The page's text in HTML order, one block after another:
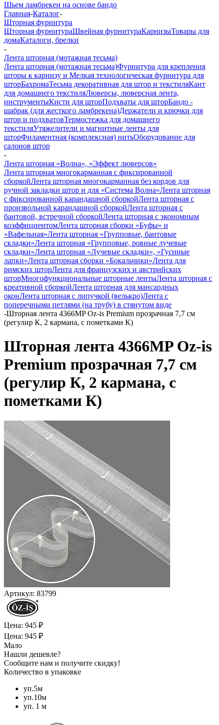
Шьем ламбрекен на основе бандо
Главная-Каталог-
Шторная фурнитура
Шторная фурнитураШвейная фурнитураКарнизыТовары для
домаКаталоги, брелки
-
Лента шторная (мотажная тесьма)
Лента шторная (мотажная тесьма)Фурнитура для крепления
шторы к карнизу и Мелкая технологическая фурнитура для
шторБахромаТесьма декоративная для штор и текстиляКант
для домашнего текстиляЛюверсы, люверсная лента,
инструментыКисти для шторПодхваты для шторБандо -
шабрак (для жесткого ламбрекена)Держатели и крючки для
штор и подхватовТермостежка для домашнего
текстиляУтяжелители и магнитные ленты для
шторФиламентная (комплексная) нитьОборудование для
салонов штор
-
Лента шторная «Волна», «Эффект люверсов»
Лента шторная многокарманная с фиксированной
сборкойЛента шторная многокарманная без кордов для
ручной закладки штор и для «Система Волна»Лента шторная
с фиксированной карандашной сборкойЛента шторная с
произвольной карандашной сборкойЛента шторная с
бантовой, встречной сборкойЛента шторная с экономным
коэффициентомЛента шторная сборки «Буфы» и
«Вафельная»Лента шторная «Групповые, бантовые
складки»Лента шторная «Групповые, ровные лучевые
складки»Лента шторная «Лучевые складки», «Гусиные
лапки»Лента шторная сборки «Бокальчики»Лента для
римских шторЛента для французских и австрийских
шторМногофункциональные шторные лентыЛента шторная с
креативной сборкойЛента шторная для мансардных
оконЛента шторная с липучкой (велькро)Лента с
поперечными петлями (на трубу) в стянутом виде
-Шторная лента 4366MP Oz-is Premium прозрачная 7,7 см
(регулир К, 2 кармана, с пометками К)
Шторная лента 4366MP Oz-is
Premium прозрачная 7,7 см
(регулир К, 2 кармана, с
пометками К)
Артикул: 83799
Цена: 945 ₽
Цена: 945 ₽
Мало
Нашли дешевле?
Сообщите нам и получите скидку!
Количество в упаковке
уп.5м
уп.10м
уп. 1 м